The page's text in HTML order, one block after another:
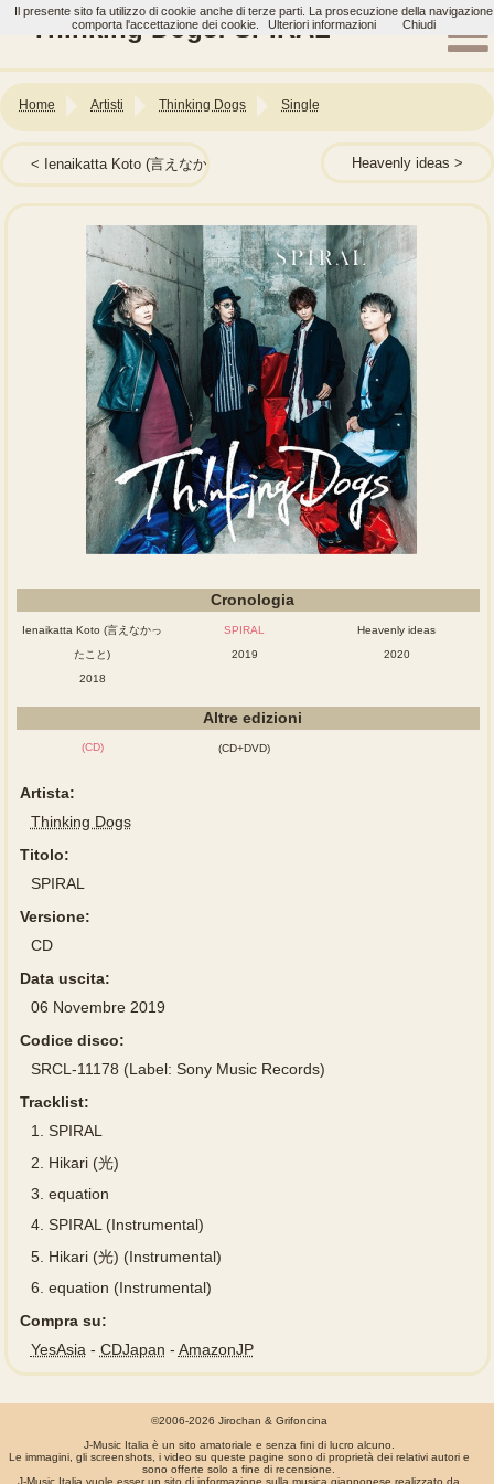
Thinking Dogs: SPIRAL
Home Artisti Thinking Dogs Single
Ienaikatta Koto (言えなかったこと) Heavenly ideas
Cronologia
Ienaikatta Koto (言えなかっ
たこと)
2018
SPIRAL
2019
Heavenly ideas
2020
Altre edizioni
(CD) (CD+DVD)
Artista:
Thinking Dogs
Titolo:
SPIRAL
Versione:
CD
Data uscita:
06 Novembre 2019
Codice disco:
SRCL-11178 (Label: Sony Music Records)
Tracklist:
1.
SPIRAL
2.
Hikari (光)
3. equation
4. SPIRAL (Instrumental)
5. Hikari (光) (Instrumental)
6. equation (Instrumental)
Compra su:
YesAsia - CDJapan - AmazonJP
©2006-2026 Jirochan & Grifoncina
J-Music Italia è un sito amatoriale e senza fini di lucro alcuno.
Le immagini, gli screenshots, i video su queste pagine sono di proprietà dei relativi autori e
sono offerte solo a fine di recensione.
J-Music Italia vuole esser un sito di informazione sulla musica giapponese realizzato da
Il presente sito fa utilizzo di cookie anche di terze parti. La prosecuzione della navigazione
comporta l'accettazione dei cookie.
Ulteriori informazioni Chiudi